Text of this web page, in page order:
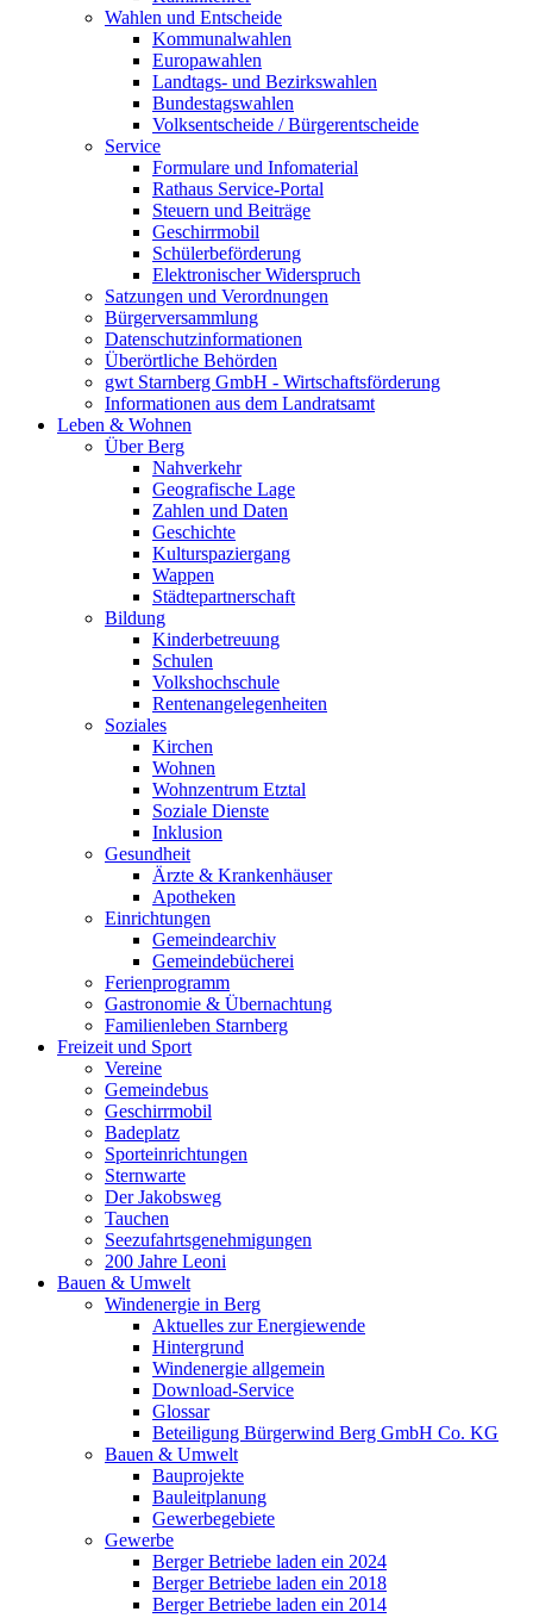
Wahlen und Entscheide
Kommunalwahlen
Europawahlen
Landtags- und Bezirkswahlen
Bundestagswahlen
Volksentscheide / Bürgerentscheide
Service
Formulare und Infomaterial
Rathaus Service-Portal
Steuern und Beiträge
Geschirrmobil
Schülerbeförderung
Elektronischer Widerspruch
Satzungen und Verordnungen
Bürgerversammlung
Datenschutzinformationen
Überörtliche Behörden
gwt Starnberg GmbH - Wirtschaftsförderung
Informationen aus dem Landratsamt
Leben & Wohnen
Über Berg
Nahverkehr
Geografische Lage
Zahlen und Daten
Geschichte
Kulturspaziergang
Wappen
Städtepartnerschaft
Bildung
Kinderbetreuung
Schulen
Volkshochschule
Rentenangelegenheiten
Soziales
Kirchen
Wohnen
Wohnzentrum Etztal
Soziale Dienste
Inklusion
Gesundheit
Ärzte & Krankenhäuser
Apotheken
Einrichtungen
Gemeindearchiv
Gemeindebücherei
Ferienprogramm
Gastronomie & Übernachtung
Familienleben Starnberg
Freizeit und Sport
Vereine
Gemeindebus
Geschirrmobil
Badeplatz
Sporteinrichtungen
Sternwarte
Der Jakobsweg
Tauchen
Seezufahrtsgenehmigungen
200 Jahre Leoni
Bauen & Umwelt
Windenergie in Berg
Aktuelles zur Energiewende
Hintergrund
Windenergie allgemein
Download-Service
Glossar
Beteiligung Bürgerwind Berg GmbH Co. KG
Bauen & Umwelt
Bauprojekte
Bauleitplanung
Gewerbegebiete
Gewerbe
Berger Betriebe laden ein 2024
Berger Betriebe laden ein 2018
Berger Betriebe laden ein 2014